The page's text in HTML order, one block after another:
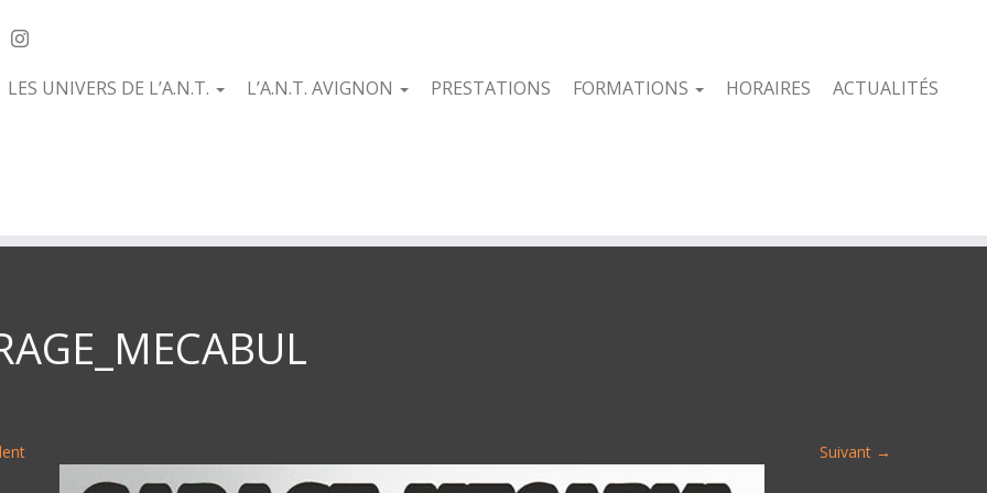
LES UNIVERS DE L’A.N.T. L’A.N.T. AVIGNON PRESTATIONS FORMATIONS HORAIRES
ACTUALITÉS
Suivant →